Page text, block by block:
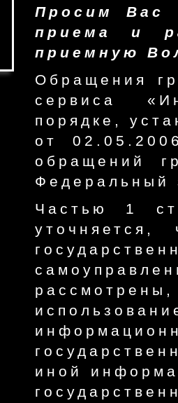
Просим Вас
приема и
приемную
Обращения
сервиса
порядке,
от
обращений
Частью 1
иной